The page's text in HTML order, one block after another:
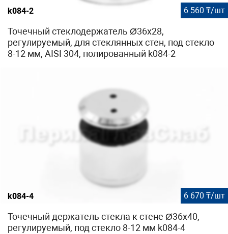
k084-2 6 560 ₸/шт
Точечный стеклодержатель Ø36x28,
регулируемый, для стеклянных стен, под стекло
8-12 мм, AISI 304, полированный k084-2
k084-4 6 670 ₸/шт
Точечный держатель стекла к стене Ø36x40,
регулируемый, под стекло 8-12 мм k084-4